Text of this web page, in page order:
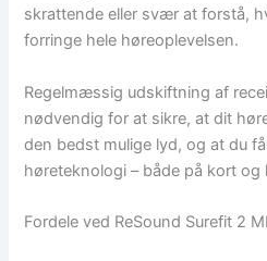
skrattende eller svær at forstå,
forringe hele høreoplevelsen.
Regelmæssig udskiftning af
nødvendig for at sikre, at dit
den bedst mulige lyd, og at du
høreteknologi – både på kort og
Fordele ved ReSound Surefit 2